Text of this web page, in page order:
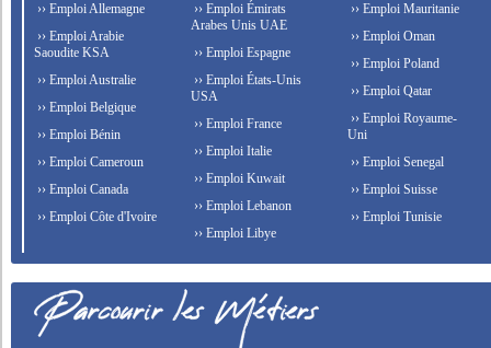
›› Emploi Allemagne
›› Emploi Arabie
Saoudite KSA
›› Emploi Australie
›› Emploi Belgique
›› Emploi Bénin
›› Emploi Cameroun
›› Emploi Canada
›› Emploi Côte d'Ivoire
›› Emploi Émirats
Arabes Unis UAE
›› Emploi Espagne
›› Emploi États-Unis
USA
›› Emploi France
›› Emploi Italie
›› Emploi Kuwait
›› Emploi Lebanon
›› Emploi Libye
›› Emploi Mauritanie
›› Emploi Oman
›› Emploi Poland
›› Emploi Qatar
›› Emploi Royaume-
Uni
›› Emploi Senegal
›› Emploi Suisse
›› Emploi Tunisie